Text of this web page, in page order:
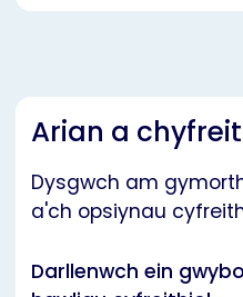
Arian a
Dysgwch am
a'ch opsiynau
Darllenwch ein